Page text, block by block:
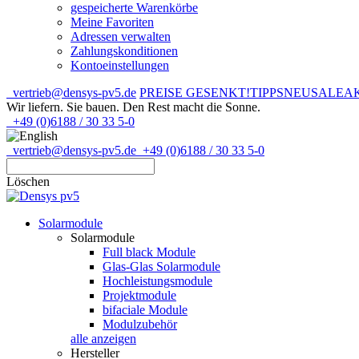
gespeicherte Warenkörbe
Meine Favoriten
Adressen verwalten
Zahlungskonditionen
Kontoeinstellungen
vertrieb@densys-pv5.de PREISE GESENKT!TIPPSNEUSALE
Wir liefern. Sie bauen. Den Rest macht die Sonne.
+49 (0)6188 / 30 33 5-0
vertrieb@densys-pv5.de +49 (0)6188 / 30 33 5-0
Löschen
Solarmodule
Solarmodule
Full black Module
Glas-Glas Solarmodule
Hochleistungsmodule
Projektmodule
bifaciale Module
Modulzubehör
alle anzeigen
Hersteller